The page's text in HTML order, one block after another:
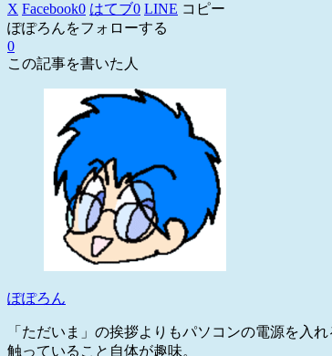
X Facebook0 はてブ0 LINE コピー
ぽぽろんをフォローする
0
この記事を書いた人
ぽぽろん
「ただいま」の挨拶よりもパソコンの電源を入
触っていること自体が趣味。